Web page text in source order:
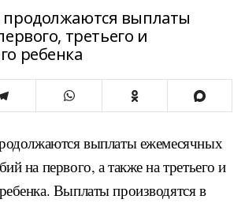
выплаты
третьего и
ребенка
выплаты ежемесячных
на первого, а также на третьего и
Выплаты производятся в